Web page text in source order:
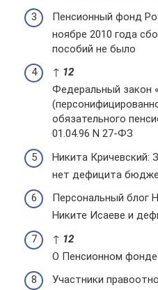
Пенсионный фонд
ноябре 2010 года
пособий не было
↑ 12
Федеральный закон
обязательного
01.04.96 N 27-ФЗ
Никита Кричевский:
нет дефицита
Персональный блог
Никите Исаеве и
↑ 12
О Пенсионном фонде
Участники